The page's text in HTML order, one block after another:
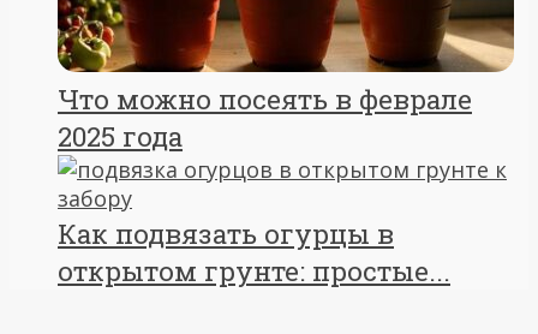
Что можно посеять в феврале
2025 года
Как подвязать огурцы в
открытом грунте: простые...